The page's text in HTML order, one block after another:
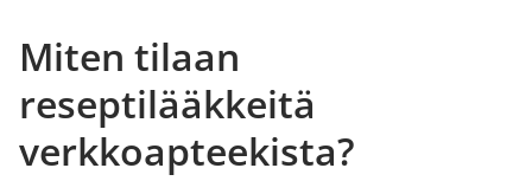
Miten tilaan
reseptilääkkeitä
verkkoapteekista?